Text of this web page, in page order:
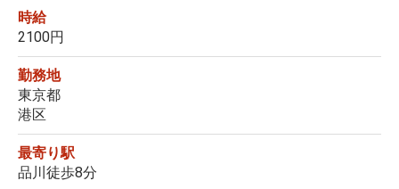
時給
2100円
勤務地
東京都
港区
最寄り駅
品川徒歩8分